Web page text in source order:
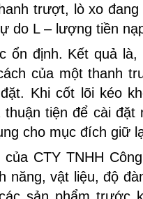
trượt, lò xo
do L – lượng tiền
ổn định. Kết quả
của một thanh
Khi cốt lõi kéo
thuận tiện để cài
cho mục đích giữ
CTY TNHH
năng, vật liệu, độ